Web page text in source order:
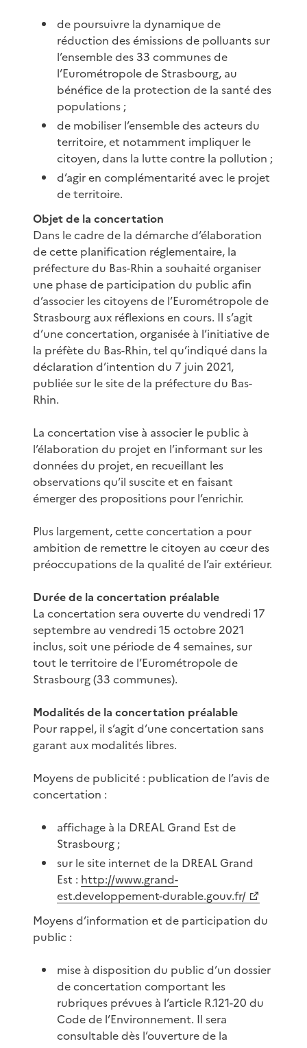
de poursuivre la dynamique de
réduction des émissions de polluants sur
l’ensemble des 33 communes de
l’Eurométropole de Strasbourg, au
bénéfice de la protection de la santé des
populations ;
de mobiliser l’ensemble des acteurs du
territoire, et notamment impliquer le
citoyen, dans la lutte contre la pollution ;
d’agir en complémentarité avec le projet
de territoire.
Objet de la concertation
Dans le cadre de la démarche d’élaboration
de cette planification réglementaire, la
préfecture du Bas-Rhin a souhaité organiser
une phase de participation du public afin
d’associer les citoyens de l’Eurométropole de
Strasbourg aux réflexions en cours. Il s’agit
d’une concertation, organisée à l’initiative de
la préfète du Bas-Rhin, tel qu’indiqué dans la
déclaration d’intention du 7 juin 2021,
publiée sur le site de la préfecture du Bas-
Rhin.
La concertation vise à associer le public à
l’élaboration du projet en l’informant sur les
données du projet, en recueillant les
observations qu’il suscite et en faisant
émerger des propositions pour l’enrichir.
Plus largement, cette concertation a pour
ambition de remettre le citoyen au cœur des
préoccupations de la qualité de l’air extérieur.
Durée de la concertation préalable
La concertation sera ouverte du vendredi 17
septembre au vendredi 15 octobre 2021
inclus, soit une période de 4 semaines, sur
tout le territoire de l’Eurométropole de
Strasbourg (33 communes).
Modalités de la concertation préalable
Pour rappel, il s’agit d’une concertation sans
garant aux modalités libres.
Moyens de publicité : publication de l’avis de
concertation :
affichage à la DREAL Grand Est de
Strasbourg ;
sur le site internet de la DREAL Grand
Est : http://www.grand-
est.developpement-durable.gouv.fr/
Moyens d’information et de participation du
public :
mise à disposition du public d’un dossier
de concertation comportant les
rubriques prévues à l’article R.121-20 du
Code de l’Environnement. Il sera
consultable dès l’ouverture de la